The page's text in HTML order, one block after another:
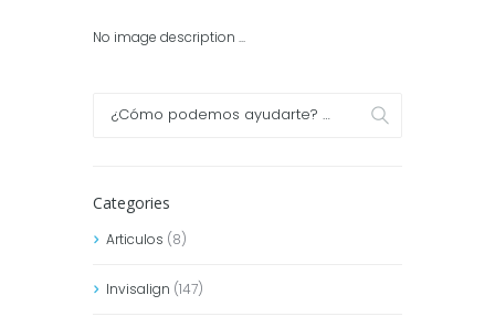
No image description ...
Categories
Articulos (8)
Invisalign (147)